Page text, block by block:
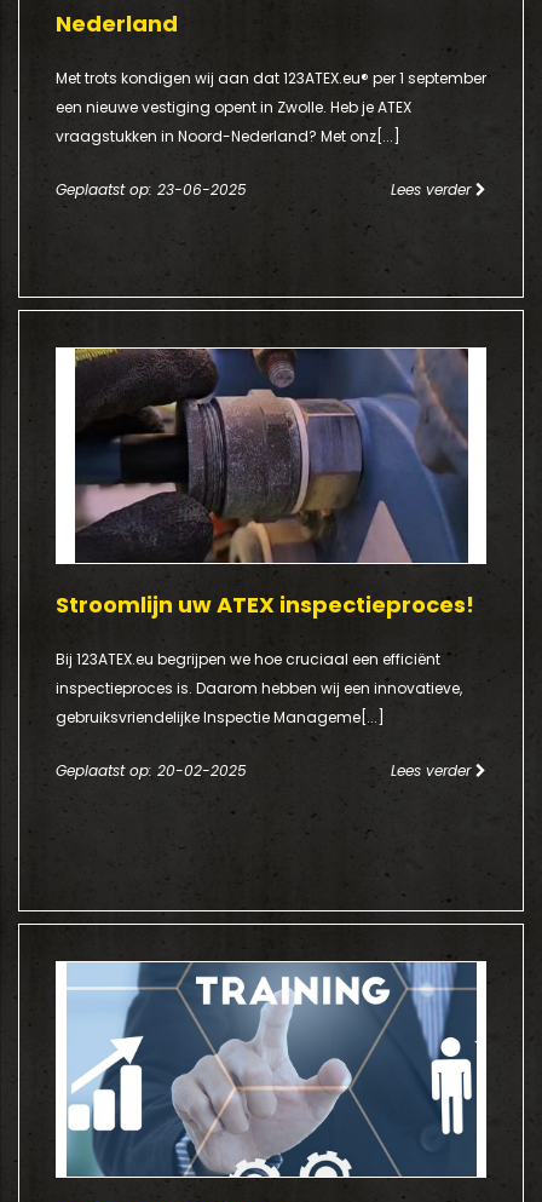
Nederland
Met trots kondigen wij aan dat 123ATEX.eu® per 1 september
een nieuwe vestiging opent in Zwolle. Heb je ATEX
vraagstukken in Noord-Nederland? Met onz[...]
Geplaatst op: 23-06-2025 Lees verder
Stroomlijn uw ATEX inspectieproces!
Bij 123ATEX.eu begrijpen we hoe cruciaal een efficiënt
inspectieproces is. Daarom hebben wij een innovatieve,
gebruiksvriendelijke Inspectie Manageme[...]
Geplaatst op: 20-02-2025 Lees verder